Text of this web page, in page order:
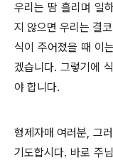
우리는 땀 흘리며 일
지 않으면 우리는 결
식이 주어졌을 때 이
겠습니다. 그렇기에
야 합니다.
형제자매 여러분, 그
기도합시다. 바로 주